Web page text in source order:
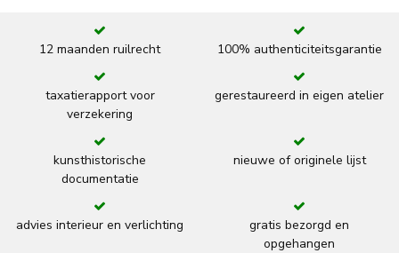
12 maanden ruilrecht 100% authenticiteitsgarantie
taxatierapport voor
verzekering
gerestaureerd in eigen atelier
kunsthistorische
documentatie
nieuwe of originele lijst
advies interieur en verlichting
gratis bezorgd en
opgehangen